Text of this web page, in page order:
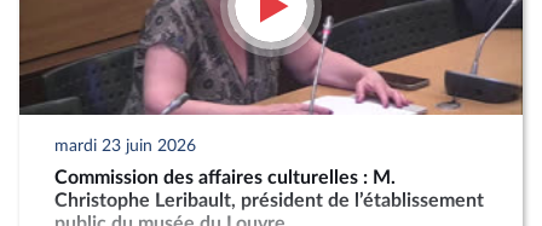
mardi 23 juin 2026
Commission des affaires culturelles : M.
Christophe Leribault, président de l’établissement